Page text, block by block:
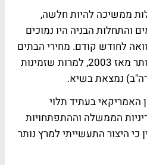
ממשיכה להיות חלשה,
והתחלות הבניה היו נמוכים
לחודש קודם. מחירי הבתים
נמצאים ברמות הנמוכות ביותר מאז 2003, למרות שזמינות
נמצאת בשיא.
האמריקאי בעתיד תלוי
הממשלה וההתפתחויות
כי היצור התעשייתי למרץ נותר